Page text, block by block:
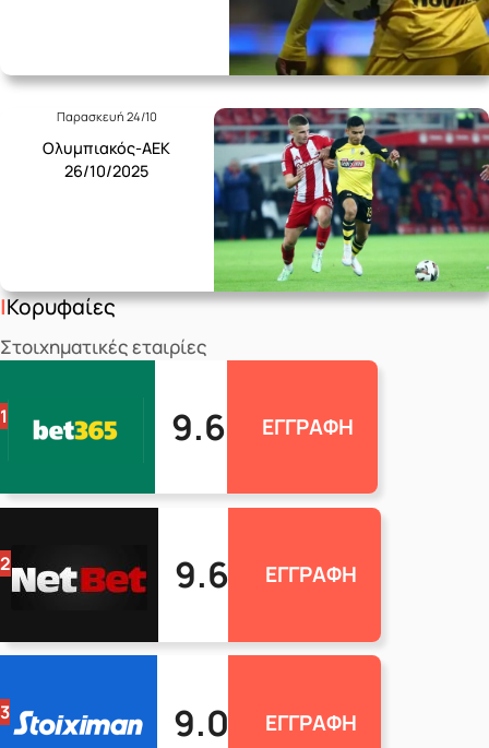
Παρασκευή 24/10
Ολυμπιακός-ΑΕΚ
26/10/2025
Κορυφαίες
Στοιχηματικές εταιρίες
1 9.6 ΕΓΓΡΑΦΗ
2 9.6 ΕΓΓΡΑΦΗ
3 9.0 ΕΓΓΡΑΦΗ